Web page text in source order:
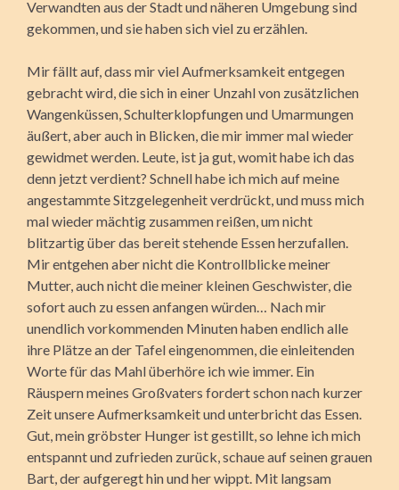
Verwandten aus der Stadt und näheren Umgebung sind
gekommen, und sie haben sich viel zu erzählen.
Mir fällt auf, dass mir viel Aufmerksamkeit entgegen
gebracht wird, die sich in einer Unzahl von zusätzlichen
Wangenküssen, Schulterklopfungen und Umarmungen
äußert, aber auch in Blicken, die mir immer mal wieder
gewidmet werden. Leute, ist ja gut, womit habe ich das
denn jetzt verdient? Schnell habe ich mich auf meine
angestammte Sitzgelegenheit verdrückt, und muss mich
mal wieder mächtig zusammen reißen, um nicht
blitzartig über das bereit stehende Essen herzufallen.
Mir entgehen aber nicht die Kontrollblicke meiner
Mutter, auch nicht die meiner kleinen Geschwister, die
sofort auch zu essen anfangen würden… Nach mir
unendlich vorkommenden Minuten haben endlich alle
ihre Plätze an der Tafel eingenommen, die einleitenden
Worte für das Mahl überhöre ich wie immer. Ein
Räuspern meines Großvaters fordert schon nach kurzer
Zeit unsere Aufmerksamkeit und unterbricht das Essen.
Gut, mein gröbster Hunger ist gestillt, so lehne ich mich
entspannt und zufrieden zurück, schaue auf seinen grauen
Bart, der aufgeregt hin und her wippt. Mit langsam